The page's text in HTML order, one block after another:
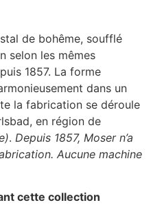
de bohême, soufflé
selon les mêmes
1857. La forme
dans un
la fabrication se déroule
en région de
. Depuis 1857, Moser n’a
Aucune machine
cette collection